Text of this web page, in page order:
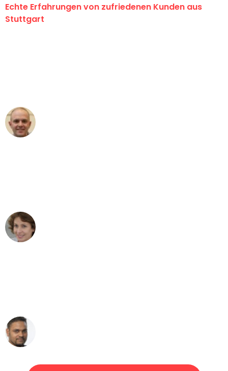
Echte Erfahrungen von zufriedenen Kunden aus
Stuttgart